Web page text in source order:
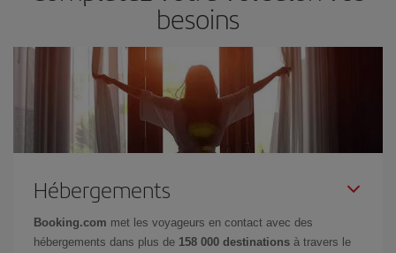
besoins
Hébergements
Booking.com met les voyageurs en contact avec des
hébergements dans plus de 158 000 destinations à travers le